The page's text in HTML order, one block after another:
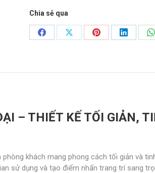
KTT-
09
Chia sẻ qua
Share
Share
Share
Share
– THIẾT KẾ TỐI GIẢN,
khách mang phong cách tối giản và
sử dụng và tạo điểm nhấn trang trí sang